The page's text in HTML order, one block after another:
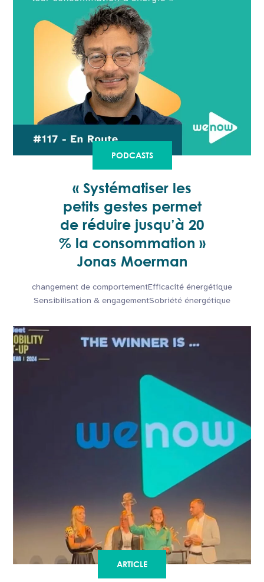
PODCASTS
« Systématiser les
petits gestes permet
de réduire jusqu’à 20
% la consommation »
Jonas Moerman
changement de comportementEfficacité énergétique
Sensibilisation & engagementSobriété énergétique
ARTICLE